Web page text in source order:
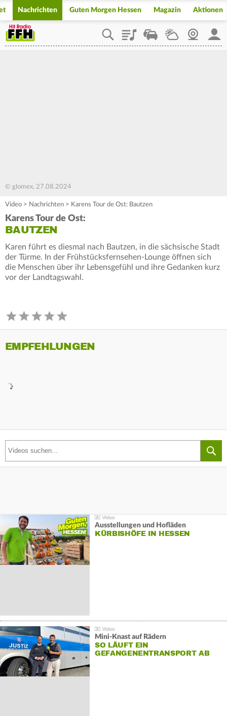
Nachrichten Guten Morgen Hessen Magazin Aktionen
PlaylistStaupilotWetterWebcam
© glomex, 27.08.2024
Video > Nachrichten > Karens Tour de Ost: Bautzen
Karens Tour de Ost:
BAUTZEN
Karen führt es diesmal nach Bautzen, in die sächsische Stadt
der Türme. In der Frühstücksfernsehen-Lounge öffnen sich
die Menschen über ihr Lebensgefühl und ihre Gedanken kurz
vor der Landtagswahl.
EMPFEHLUNGEN
Ausstellungen und Hofläden
KÜRBISHÖFE IN HESSEN
Mini-Knast auf Rädern
SO LÄUFT EIN
GEFANGENENTRANSPORT AB